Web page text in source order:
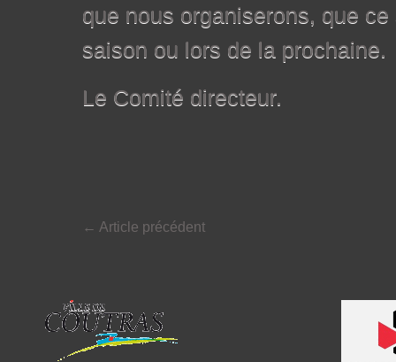
que nous organiserons, que
saison ou lors de la prochaine.
Le Comité directeur.
← Article précédent